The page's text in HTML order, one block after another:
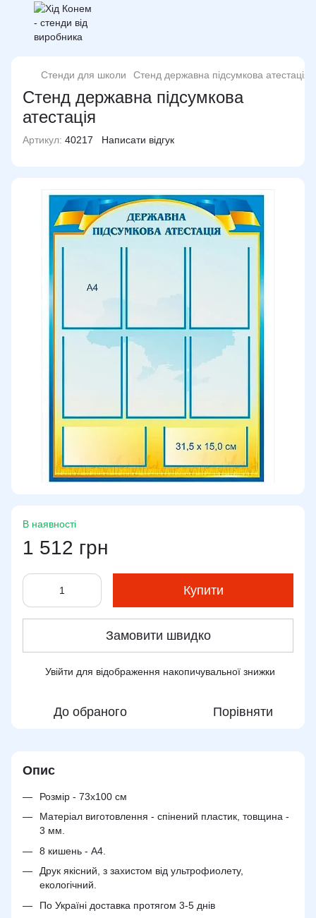
Стенди для школи Стенд державна підсумкова атестація
Стенд державна підсумкова
атестація
Артикул: 40217 Написати відгук
В наявності
1 512 грн
Купити
Замовити швидко
Увійти для відображення накопичувальної знижки
До обраного Порівняти
Опис
Розмір - 73х100 см
Матеріал виготовлення - спінений пластик, товщина -
3 мм.
8 кишень - А4.
Друк якісний, з захистом від ультрофиолету,
екологічний.
По Україні доставка протягом 3-5 днів